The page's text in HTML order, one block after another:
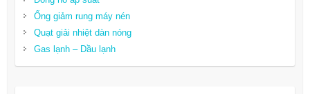
Ống giảm rung máy nén
Quạt giải nhiệt dàn nóng
Gas lạnh – Dầu lạnh